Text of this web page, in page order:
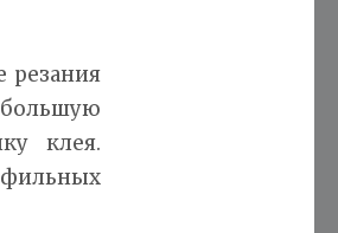
резания
клея.